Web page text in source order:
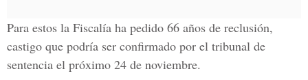
Para estos la Fiscalía ha pedido 66 años de reclusión,
castigo que podría ser confirmado por el tribunal de
sentencia el próximo 24 de noviembre.